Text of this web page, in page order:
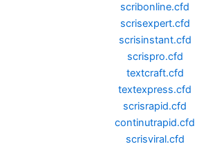
scribonline.cfd
scrisexpert.cfd
scrisinstant.cfd
scrispro.cfd
textcraft.cfd
textexpress.cfd
scrisrapid.cfd
continutrapid.cfd
scrisviral.cfd